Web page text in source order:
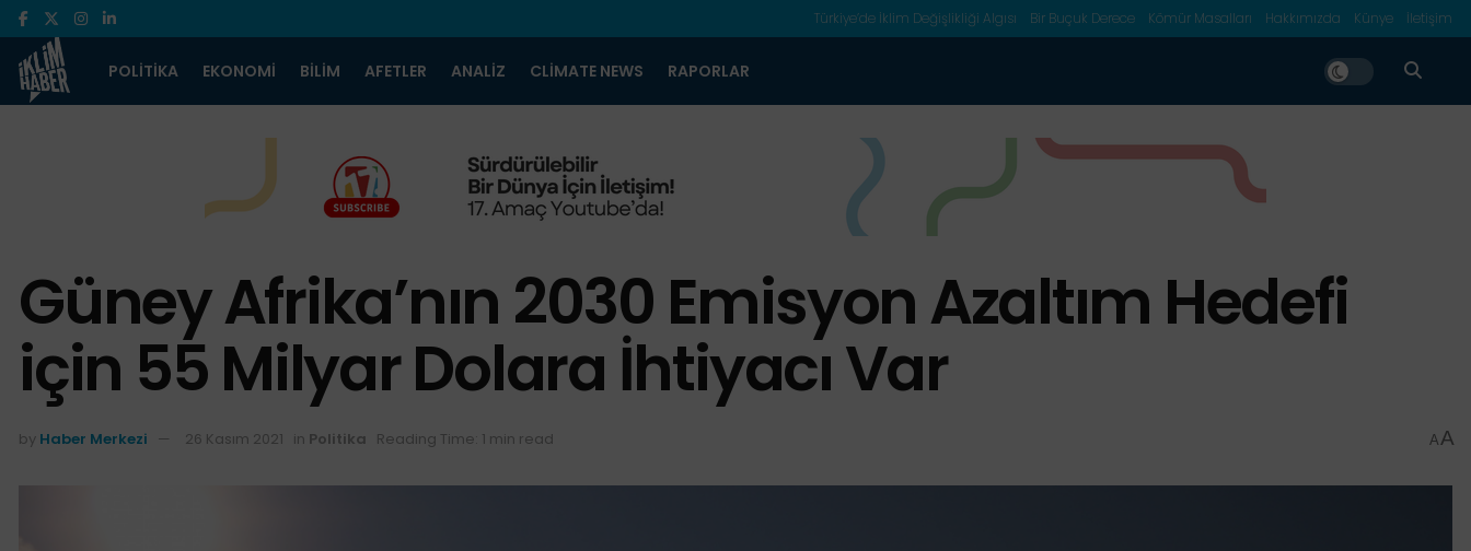
Türkiye’de İklim Değişlikliği Algısı Bir Buçuk Derece Kömür Masalları Hakkımızda Künye İletişim
POLITIKA EKONOMI BILIM AFETLER ANALIZ CLIMATE NEWS RAPORLAR
Güney Afrika’nın 2030 Emisyon Azaltım Hedefi
için 55 Milyar Dolara İhtiyacı Var
by Haber Merkezi 26 Kasım 2021 in Politika Reading Time: 1 min read AA